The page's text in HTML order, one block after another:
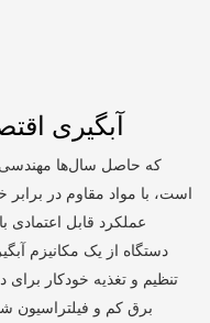
آبگیری
است، با مواد مقاوم در
عملکرد قابل
دستگاه از یک مکانیزم
تنظیم و تغذیه خودکار
برق کم و فیلتراسیون